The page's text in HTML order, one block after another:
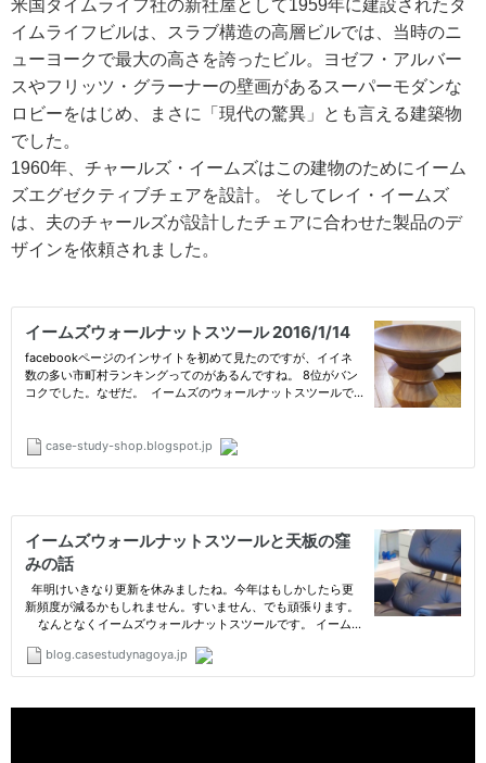
米国タイムライフ社の新社屋として1959年に建設されたタ
イムライフビルは、スラブ構造の高層ビルでは、当時のニ
ューヨークで最大の高さを誇ったビル。ヨゼフ・アルバー
スやフリッツ・グラーナーの壁画があるスーパーモダンな
ロビーをはじめ、まさに「現代の驚異」とも言える建築物
でした。
1960年、チャールズ・イームズはこの建物のためにイーム
ズエグゼクティブチェアを設計。 そしてレイ・イームズ
は、夫のチャールズが設計したチェアに合わせた製品のデ
ザインを依頼されました。